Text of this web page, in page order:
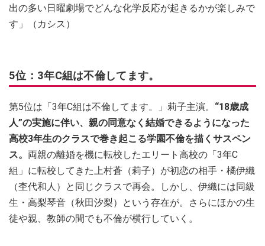
出の多い日曜劇場でどんな化学反応が起きるかが楽しみで
す」（カシス）
5位：3年C組は不倫してます。
第5位は「3年C組は不倫してます。」莉子主演。 “18歳成
人”の実施に伴い、親の同意なく結婚できるようになった
高校3年生のクラスで巻き起こる学園不倫を描くサスペン
ス。 両親の離婚を機に転校したエリート高校の「3年C
組」に転校してきた上村蒼（莉子）が初恋の相手・橘伊織
（杢代和人）と同じクラスで再会。しかし、伊織には同級
生・高梨琴音（秋田汐梨）という存在が。さらにほかの生
徒や親、教師の間でも不倫が横行していく。